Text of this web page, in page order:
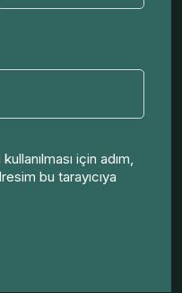
için adım,
bu tarayıcıya